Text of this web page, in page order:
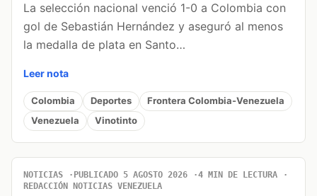
La selección nacional venció 1-0 a Colombia con
gol de Sebastián Hernández y aseguró al menos
la medalla de plata en Santo…
Leer nota
Colombia Deportes
Frontera Colombia-Venezuela
Venezuela
Vinotinto
NOTICIAS PUBLICADO 5 AGOSTO 2026
4 MIN DE LECTURA
REDACCIÓN NOTICIAS VENEZUELA